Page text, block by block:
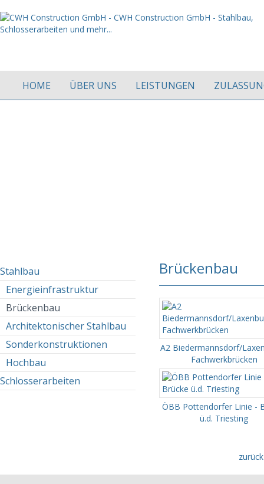
HOME ÜBER UNS LEISTUNGEN
Stahlbau
Energieinfrastruktur
Brückenbau
Architektonischer Stahlbau
Sonderkonstruktionen
Hochbau
Schlosserarbeiten
Brückenbau
A2 Biedermannsdorf/
Fachwerkbrücken
ÖBB Pottendorfer Linie -
ü.d. Triesting
zurück